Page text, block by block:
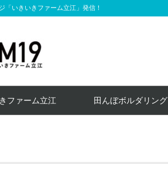
「いきいきファーム立江」発信！
ファーム立江 田んぼボルダリング